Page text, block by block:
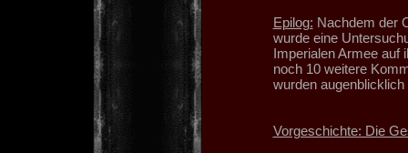
Epilog: Nachdem der
wurde eine
Imperialen Armee auf
noch 10 weitere
wurden
Vorgeschichte: Die